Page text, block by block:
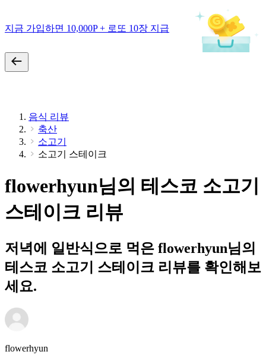
지금 가입하면 10,000P + 로또 10장 지급
음식 리뷰
축산
소고기
소고기 스테이크
flowerhyun님의 테스코 소고기
스테이크 리뷰
저녁에 일반식으로 먹은 flowerhyun님의
테스코 소고기 스테이크 리뷰를 확인해보
세요.
flowerhyun